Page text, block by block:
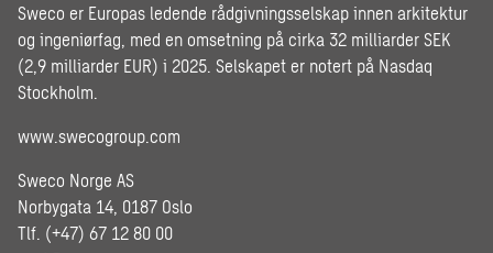
Sweco er Europas ledende rådgivningsselskap innen arkitektur
og ingeniørfag, med en omsetning på cirka 32 milliarder SEK
(2,9 milliarder EUR) i 2025. Selskapet er notert på Nasdaq
Stockholm.
www.swecogroup.com
Sweco Norge AS
Norbygata 14, 0187 Oslo
Tlf. (+47) 67 12 80 00